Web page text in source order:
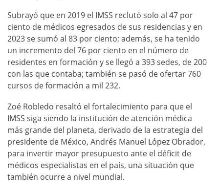
Subrayó que en 2019 el IMSS reclutó solo al 47 por
ciento de médicos egresados de sus residencias y en
2023 se sumó al 83 por ciento; además, se ha tenido
un incremento del 76 por ciento en el número de
residentes en formación y se llegó a 393 sedes, de 200
con las que contaba; también se pasó de ofertar 760
cursos de formación a mil 232.
Zoé Robledo resaltó el fortalecimiento para que el
IMSS siga siendo la institución de atención médica
más grande del planeta, derivado de la estrategia del
presidente de México, Andrés Manuel López Obrador,
para invertir mayor presupuesto ante el déficit de
médicos especialistas en el país, una situación que
también ocurre a nivel mundial.